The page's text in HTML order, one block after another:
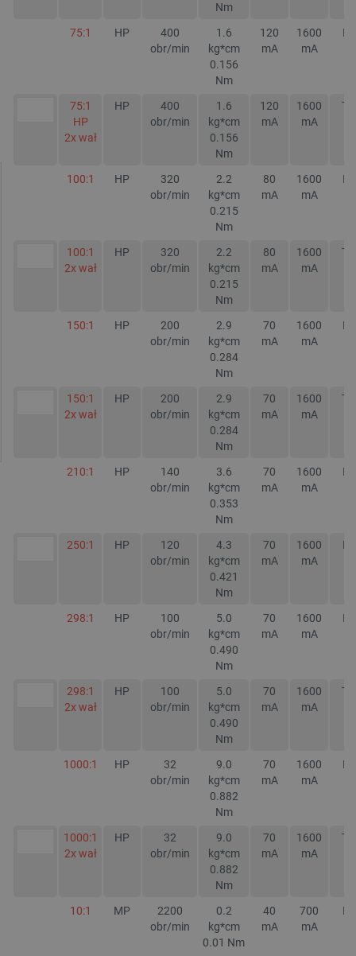
Nm
75:1 HP
400
obr/min
1.6
kg*cm
0.156
Nm
120
mA
1600
mA
75:1
HP
2x wał
HP
400
obr/min
1.6
kg*cm
0.156
Nm
120
mA
1600
mA
100:1 HP
320
obr/min
2.2
kg*cm
0.215
Nm
80
mA
1600
mA
100:1
2x wał
HP
320
obr/min
2.2
kg*cm
0.215
Nm
80
mA
1600
mA
150:1 HP
200
obr/min
2.9
kg*cm
0.284
Nm
70
mA
1600
mA
150:1
2x wał
HP
200
obr/min
2.9
kg*cm
0.284
Nm
70
mA
1600
mA
210:1 HP
140
obr/min
3.6
kg*cm
0.353
Nm
70
mA
1600
mA
250:1 HP
120
obr/min
4.3
kg*cm
0.421
Nm
70
mA
1600
mA
298:1 HP
100
obr/min
5.0
kg*cm
0.490
Nm
70
mA
1600
mA
298:1
2x wał
HP
100
obr/min
5.0
kg*cm
0.490
Nm
70
mA
1600
mA
1000:1 HP
32
obr/min
9.0
kg*cm
0.882
Nm
70
mA
1600
mA
1000:1
2x wał
HP
32
obr/min
9.0
kg*cm
0.882
Nm
70
mA
1600
mA
10:1 MP
2200
obr/min
0.2
kg*cm
0.01 Nm
40
mA
700
mA